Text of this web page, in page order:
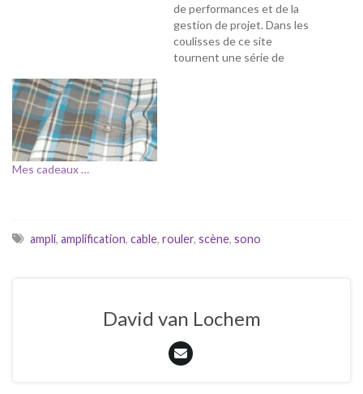
de performances et de la
gestion de projet. Dans les
coulisses de ce site
tournent une série de
Mes cadeaux …
ampli, amplification, cable, rouler, scène, sono
David van Lochem